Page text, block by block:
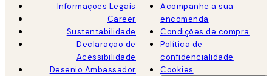
Informações Legais
Career
Sustentabilidade
Declaração de
Acessibilidade
Desenio Ambassador
Acompanhe a sua
encomenda
Condições de compra
Política de
confidencialidade
Cookies